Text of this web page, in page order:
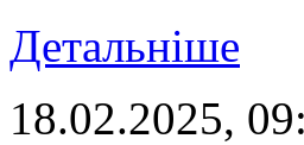
Детальніше
18.02.2025,